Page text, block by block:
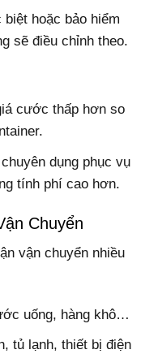
hoặc bảo hiểm
sẽ điều chỉnh theo.
cước thấp hơn so
dụng phục vụ
tính phí cao hơn.
Chuyển
vận chuyển nhiều
uống, hàng khô…
tủ lạnh, thiết bị điện